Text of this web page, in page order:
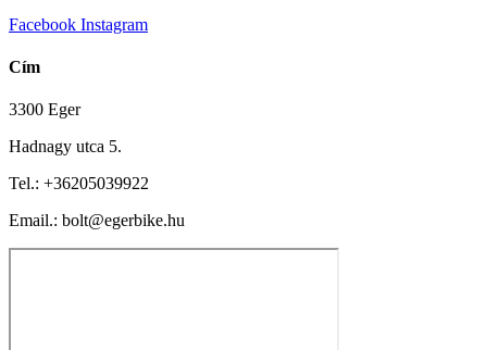
Facebook Instagram
Cím
3300 Eger
Hadnagy utca 5.
Tel.: +36205039922
Email.: bolt@egerbike.hu